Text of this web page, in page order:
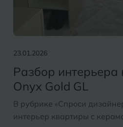
23.01.2026
Разбор интерьера
Onyx Gold GL
В рубрике «Спроси
интерьер квартиры с